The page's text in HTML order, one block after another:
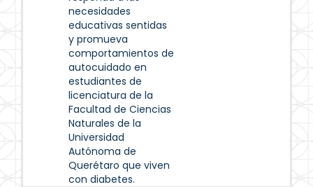
necesidades
educativas sentidas
y promueva
comportamientos de
autocuidado en
estudiantes de
licenciatura de la
Facultad de Ciencias
Naturales de la
Universidad
Autónoma de
Querétaro que viven
con diabetes.